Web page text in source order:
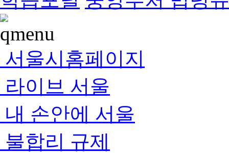
서울시홈페이지
라이브 서울
내 손안에 서울
불합리 규제